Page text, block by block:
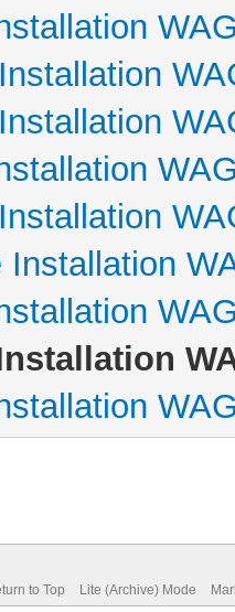
Installation
to Top Lite (Archive) Mode